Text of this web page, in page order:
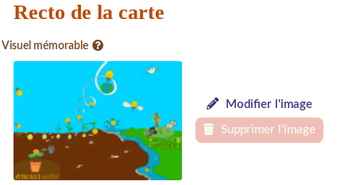
Recto de la carte
Visuel mémorable
Modifier l'image
Supprimer l'image